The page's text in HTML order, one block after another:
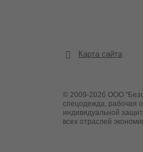
Карта сайта
© 2009-2026 ООО
спецодежда, рабочая
индивидуальной
всех отраслей